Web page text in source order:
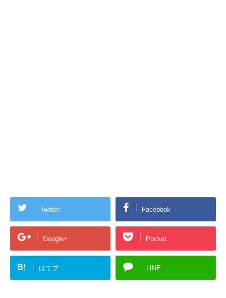
Twitter Facebook
Google+ Pocket
B! はてブ LINE